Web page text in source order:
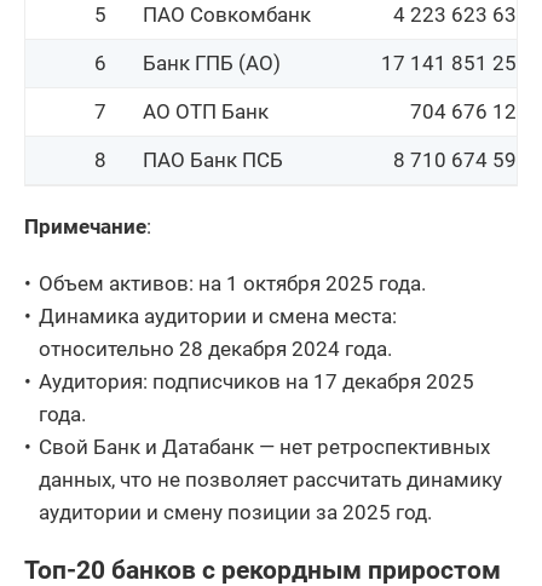
5
ПАО Совкомбанк
4 223 623 639
6
Банк ГПБ (АО)
17 141 851 250
7
АО ОТП Банк
704 676 127
8
ПАО Банк ПСБ
8 710 674 596
12
АО Россельхозбанк
14
ПАО АК БАРС БАНК
1 108 590 064
ООО Банк Точка 340 834 090
16
Петербург
Примечание:
Объем активов: на 1 октября 2025 года.
Динамика аудитории и смена места:
относительно 28 декабря 2024 года.
Аудитория: подписчиков на 17 декабря 2025
года.
Свой Банк и Датабанк — нет ретроспективных
данных, что не позволяет рассчитать динамику
аудитории и смену позиции за 2025 год.
Топ-20 банков с рекордным приростом